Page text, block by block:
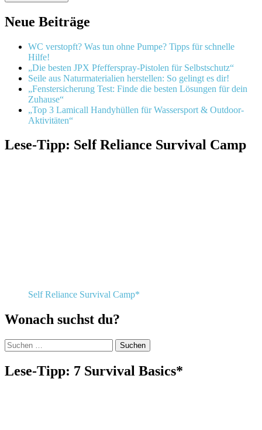
Neue Beiträge
WC verstopft? Was tun ohne Pumpe? Tipps für schnelle
Hilfe!
„Die besten JPX Pfefferspray-Pistolen für Selbstschutz“
Seile aus Naturmaterialien herstellen: So gelingt es dir!
„Fenstersicherung Test: Finde die besten Lösungen für dein
Zuhause“
„Top 3 Lamicall Handyhüllen für Wassersport & Outdoor-
Aktivitäten“
Lese-Tipp: Self Reliance Survival Camp
Self Reliance Survival Camp*
Wonach suchst du?
Suchen
nach:
Lese-Tipp: 7 Survival Basics*